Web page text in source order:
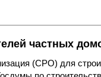
частных
(СРО) для